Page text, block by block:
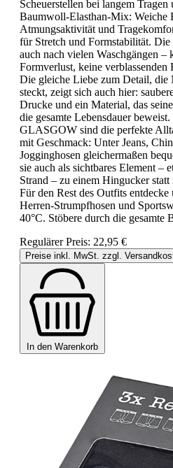
Scheuerstellen bei langem
Baumwoll-Elasthan-Mix: Weiche
Atmungsaktivität und
für Stretch und Formstabilität.
auch nach vielen Waschgängen –
Formverlust, keine verblassenden
Die gleiche Liebe zum Detail, die
steckt, zeigt sich auch hier:
Drucke und ein Material, das
die gesamte Lebensdauer
GLASGOW sind die perfekte
mit Geschmack: Unter Jeans,
Jogginghosen gleichermaßen
sie auch als sichtbares Element –
Strand – zu einem Hingucker
Für den Rest des Outfits entdecke
Herren-Strumpfhosen und
40°C. Stöbere durch die gesamte
Regulärer Preis: 22,95 €
Preise inkl. MwSt. zzgl.
In den Warenkorb